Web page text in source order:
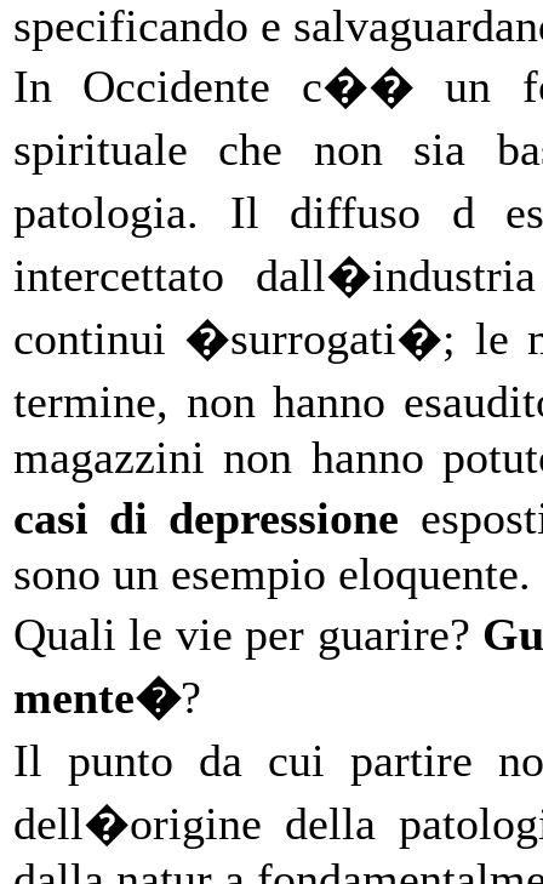
specificando e
In Occidente c�� un
spirituale che non sia
patologia. Il diffuso d
intercettato
continui �surrogati�; le
termine, non hanno
magazzini non hanno
casi di depressione
sono un esempio eloquente.
Quali le vie per guarire?
mente�?
Il punto da cui partire
dell�origine della